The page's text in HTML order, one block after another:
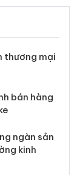
thương
bán
Nike